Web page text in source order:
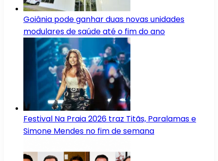
Goiânia pode ganhar duas novas unidades
modulares de saúde até o fim do ano
Festival Na Praia 2026 traz Titãs, Paralamas e
Simone Mendes no fim de semana